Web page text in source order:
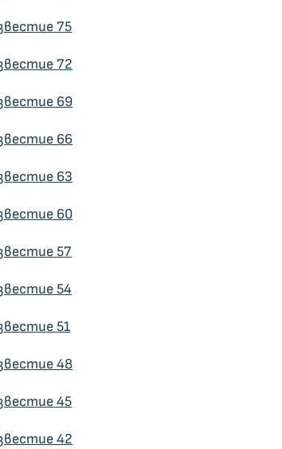
75
72
69
66
63
60
57
54
51
48
45
42